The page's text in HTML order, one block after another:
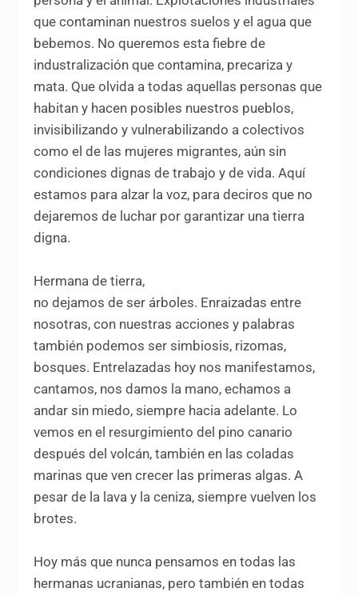
que contaminan nuestros suelos y el agua que
bebemos. No queremos esta fiebre de
industralización que contamina, precariza y
mata. Que olvida a todas aquellas personas que
habitan y hacen posibles nuestros pueblos,
invisibilizando y vulnerabilizando a colectivos
como el de las mujeres migrantes, aún sin
condiciones dignas de trabajo y de vida. Aquí
estamos para alzar la voz, para deciros que no
dejaremos de luchar por garantizar una tierra
digna.
Hermana de tierra,
no dejamos de ser árboles. Enraizadas entre
nosotras, con nuestras acciones y palabras
también podemos ser simbiosis, rizomas,
bosques. Entrelazadas hoy nos manifestamos,
cantamos, nos damos la mano, echamos a
andar sin miedo, siempre hacia adelante. Lo
vemos en el resurgimiento del pino canario
después del volcán, también en las coladas
marinas que ven crecer las primeras algas. A
pesar de la lava y la ceniza, siempre vuelven los
brotes.
Hoy más que nunca pensamos en todas las
hermanas ucranianas, pero también en todas